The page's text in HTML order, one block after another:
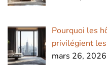
Pourquoi les
privilégient
mars 26, 2026